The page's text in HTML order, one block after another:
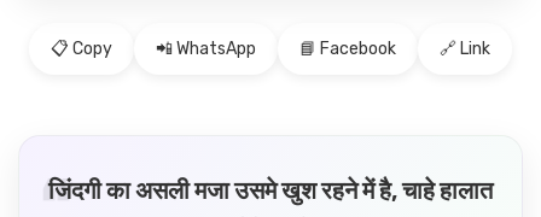
📋 Copy 📲 WhatsApp 📘 Facebook 🔗 Link
जिंदगी का असली मजा उसमे खुश रहने में है, चाहे हालात